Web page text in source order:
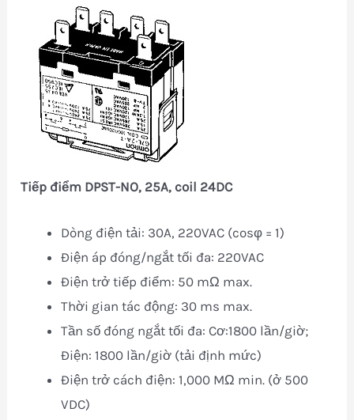
Tiếp điểm DPST-NO, 25A, coil 24DC
Dòng điện tải: 30A, 220VAC (cosφ = 1)
Điện áp đóng/ngắt tối đa: 220VAC
Điện trở tiếp điểm: 50 mΩ max.
Thời gian tác động: 30 ms max.
Tần số đóng ngắt tối đa: Cơ:1800 lần/giờ;
Điện: 1800 lần/giờ (tải định mức)
Điện trở cách điện: 1,000 MΩ min. (ở 500
VDC)